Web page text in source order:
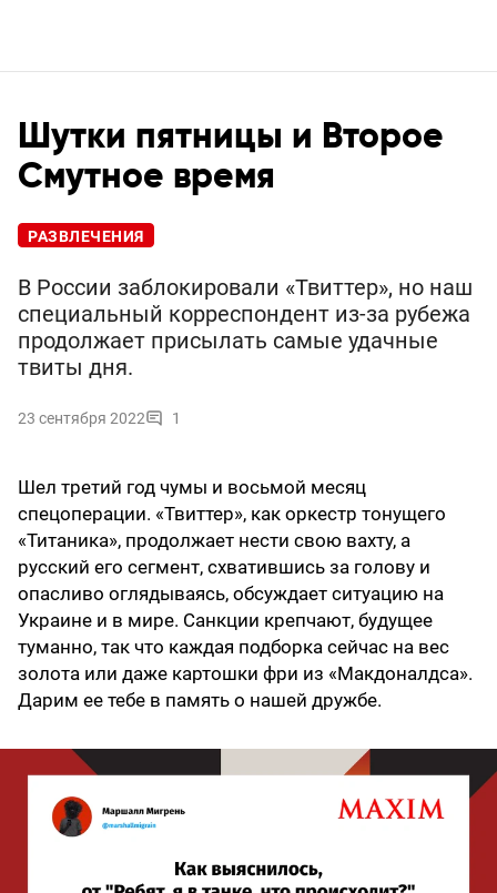
Шутки пятницы и Второе
Смутное время
РАЗВЛЕЧЕНИЯ
В России заблокировали «Твиттер», но наш
специальный корреспондент из-за рубежа
продолжает присылать самые удачные
твиты дня.
23 сентября 2022 1
Шел третий год чумы и восьмой месяц
спецоперации. «Твиттер», как оркестр тонущего
«Титаника», продолжает нести свою вахту, а
русский его сегмент, схватившись за голову и
опасливо оглядываясь, обсуждает ситуацию на
Украине и в мире. Санкции крепчают, будущее
туманно, так что каждая подборка сейчас на вес
золота или даже картошки фри из «Макдоналдса».
Дарим ее тебе в память о нашей дружбе.